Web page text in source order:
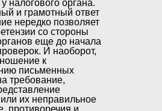
налогового органа.
и грамотный ответ
нередко позволяет
со стороны
еще до начала
И наоборот,
к
письменных
требование,
их неправильное
противоречия и